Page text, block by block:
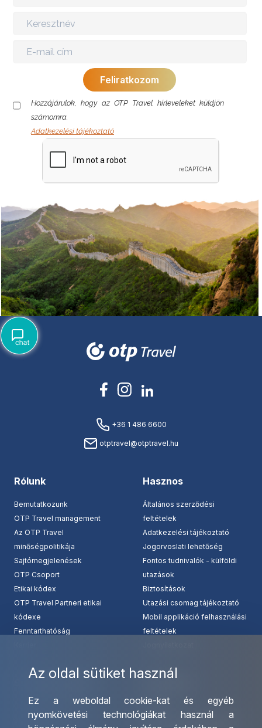
Az oldal sütiket használ
Ez a weboldal cookie-kat és egyéb
nyomkövetési technológiákat használ a
Hozzájárulok, hogy az OTP Travel hírleveleket küldjön
számomra.
Adatkezelési tájékoztató
+36 1 486 6600
otptravel@otptravel.hu
Rólunk
Bemutatkozunk
OTP Travel management
Az OTP Travel
minőségpolitikája
Sajtómegjelenések
OTP Csoport
Etikai kódex
OTP Travel Partneri etikai
kódexe
Fenntarthatóság
Hasznos
Általános szerződési
feltételek
Adatkezelési tájékoztató
Jogorvoslati lehetőség
Fontos tudnivalók - külföldi
utazások
Biztosítások
Utazási csomag tájékoztató
Mobil applikáció felhasználási
feltételek
Csoportos utazások
szervezése
Irodáink
Utazásszervező partnereink